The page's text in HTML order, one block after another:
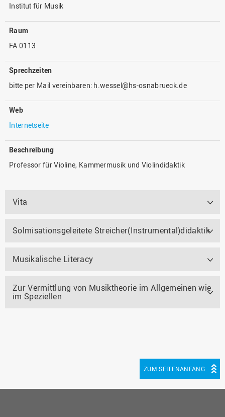
Institut für Musik
Raum
FA 0113
Sprechzeiten
bitte per Mail vereinbaren: h.wessel@hs-osnabrueck.de
Web
Internetseite
Beschreibung
Professor für Violine, Kammermusik und Violindidaktik
Vita
Solmisationsgeleitete Streicher(Instrumental)didaktik
Musikalische Literacy
Zur Vermittlung von Musiktheorie im Allgemeinen wie
im Speziellen
ZUM SEITENANFANG